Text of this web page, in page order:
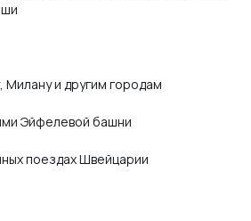
Милану и другим городам
Эйфелевой башни
поездах Швейцарии